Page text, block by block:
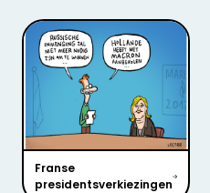
Franse
presidentsverkiezingen